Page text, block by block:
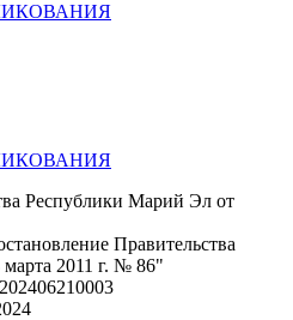
Республики Марий Эл от
Правительства
2011 г. № 86"